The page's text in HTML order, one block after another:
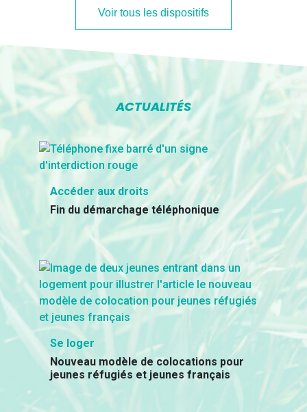
Voir tous les dispositifs
ACTUALITÉS
Accéder aux droits
Fin du démarchage téléphonique
Se loger
Nouveau modèle de colocations pour
jeunes réfugiés et jeunes français